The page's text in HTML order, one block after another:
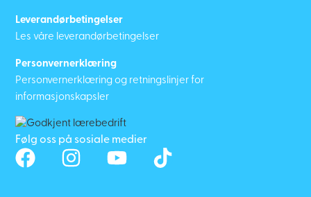
Leverandørbetingelser
Les våre leverandørbetingelser
Personvernerklæring
Personvernerklæring og retningslinjer for
informasjonskapsler
Følg oss på sosiale medier